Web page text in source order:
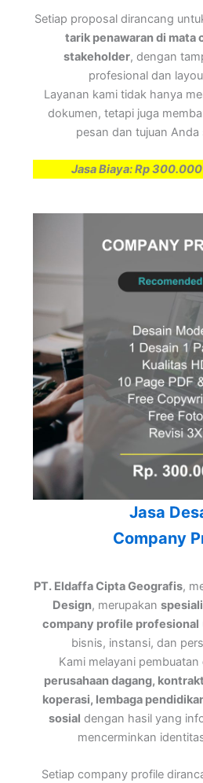
Setiap proposal dirancang
tarik penawaran di mata
stakeholder, dengan
profesional dan
Layanan kami tidak hanya
dokumen, tetapi juga
pesan dan tujuan Anda
Jasa Biaya: Rp 300.000
Jasa
Company
PT. Eldaffa Cipta Geografis,
Design, merupakan
company profile profesional
bisnis, instansi, dan
Kami melayani pembuatan
perusahaan dagang,
koperasi, lembaga
sosial dengan hasil yang
mencerminkan
Setiap company profile